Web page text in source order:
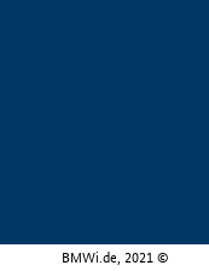
BMWi.de, 2021 ©